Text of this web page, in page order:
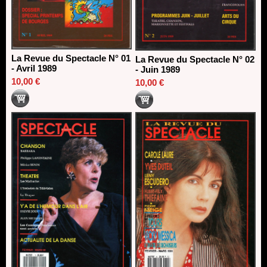
La Revue du Spectacle N° 01
- Avril 1989
10,00 €
La Revue du Spectacle N° 02
- Juin 1989
10,00 €